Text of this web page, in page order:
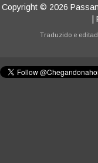
Copyright © 2026
|
Traduzido e